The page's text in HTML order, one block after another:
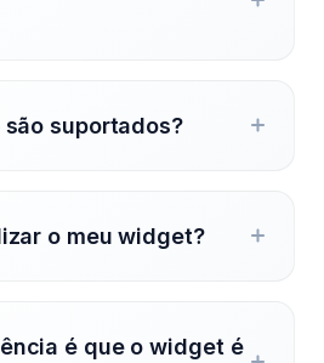
são suportados?
o meu widget?
é que o widget é